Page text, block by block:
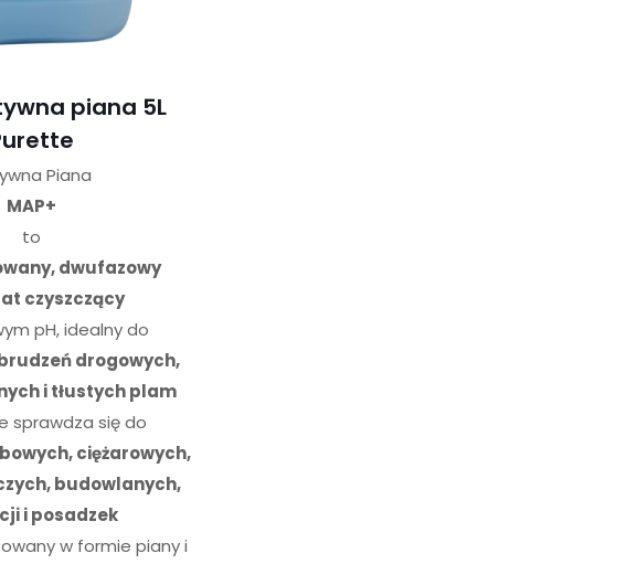
piana 5L
Piana
MAP+
to
dwufazowy
czyszczący
pH, idealny do
drogowych,
i tłustych plam
sprawdza się do
ciężarowych,
budowlanych,
i posadzek
w formie piany i